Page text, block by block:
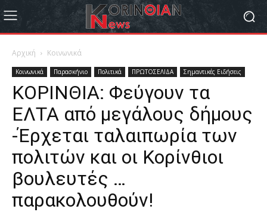
Αρχική Κοινωνικά
Κοινωνικά Παρασκήνιο Πολιτικά ΠΡΩΤΟΣΕΛΙΔΑ Σημαντικές Ειδήσεις
ΚΟΡΙΝΘΙΑ: Φεύγουν τα
ΕΛΤΑ από μεγάλους δήμους
-Έρχεται ταλαιπωρία των
πολιτών και οι Κορίνθιοι
βουλευτές …
παρακολουθούν!